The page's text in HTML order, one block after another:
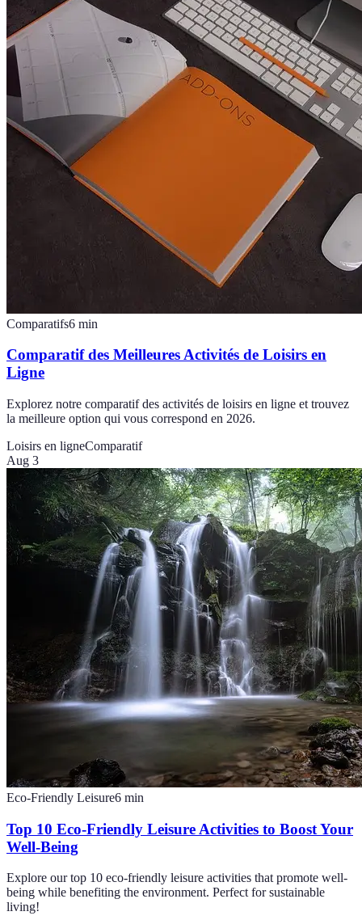
Comparatifs6 min
Comparatif des Meilleures Activités de Loisirs en
Ligne
Explorez notre comparatif des activités de loisirs en ligne et trouvez
la meilleure option qui vous correspond en 2026.
Loisirs en ligneComparatif
Aug 3
Eco-Friendly Leisure6 min
Top 10 Eco-Friendly Leisure Activities to Boost Your
Well-Being
Explore our top 10 eco-friendly leisure activities that promote well-
being while benefiting the environment. Perfect for sustainable
living!